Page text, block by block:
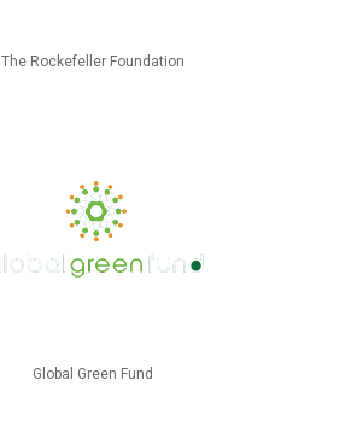
The Rockefeller Foundation
Global Green Fund